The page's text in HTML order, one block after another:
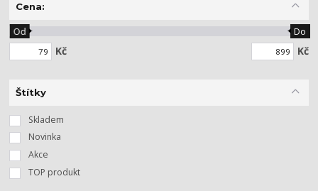
Cena:
Kč
Od Do
Kč
Štítky
Skladem
Novinka
Akce
TOP produkt